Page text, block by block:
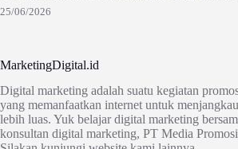
25/06/2026
MarketingDigital.id
Digital marketing adalah suatu kegiatan
yang memanfaatkan internet untuk
lebih luas. Yuk belajar digital marketing
konsultan digital marketing, PT Media